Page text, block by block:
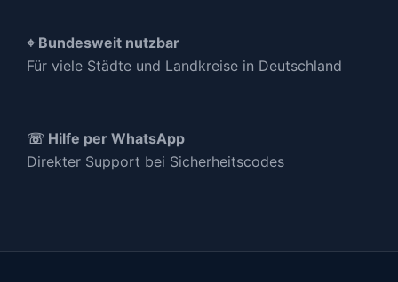
⌖ Bundesweit nutzbar
Für viele Städte und Landkreise in Deutschland
☏ Hilfe per WhatsApp
Direkter Support bei Sicherheitscodes